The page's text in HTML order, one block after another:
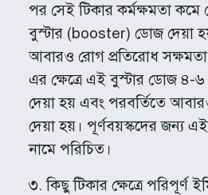
পর সেই টিকার কর্মক্ষমতা
বুস্টার (booster) ডোজ দেয়া
আবারও রোগ প্রতিরোধ
এর ক্ষেত্রে এই বুস্টার ডোজ ৪-
দেয়া হয় এবং পরবর্তিতে
দেয়া হয়। পূর্ণবয়স্কদের জন্য
নামে পরিচিত।
৩. কিছু টিকার ক্ষেত্রে পরিপূর্ণ